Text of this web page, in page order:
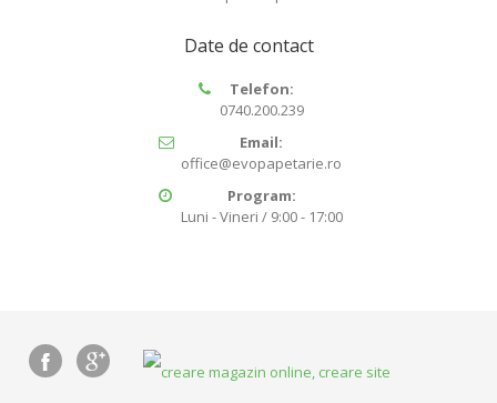
Date de contact
Telefon:
0740.200.239
Email:
office@evopapetarie.ro
Program:
Luni - Vineri / 9:00 - 17:00